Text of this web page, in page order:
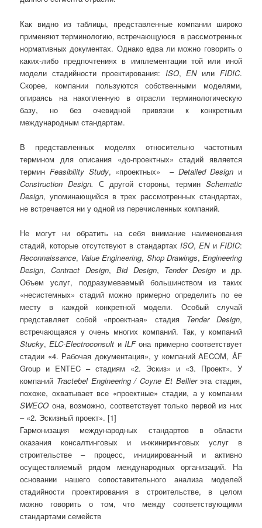
Как видно из таблицы, представленные компании широко
применяют терминологию, встречающуюся в рассмотренных
нормативных документах. Однако едва ли можно говорить о
каких-либо предпочтениях в имплементации той или иной
модели стадийности проектирования: ISO,ENили FIDIC.
Скорее, компании пользуются собственными моделями,
опираясь на накопленную в отрасли терминологическую
базу, но без очевидной привязки к конкретным
международным стандартам.
В представленных моделях относительно частотным
термином для описания «до-проектных» стадий является
термин Feasibility Study, «проектных» – DetailedDesign и
ConstructionDesign. С другой стороны, термин Schematic
Design, упоминающийся в трех рассмотренных стандартах,
не встречается ни у одной из перечисленных компаний.
Не могут ни обратить на себя внимание наименования
стадий, которые отсутствуют в стандартах ISO,ENи FIDIC:
Reconnaissance, Value Engineering, Shop Drawings, Engineering
Design,Contract Design,Bid Design, Tender Design и др.
Объем услуг, подразумеваемый большинством из таких
«несистемных» стадий можно примерно определить по ее
месту в каждой конкретной модели. Особый случай
представляет собой «проектная» стадия Tender Design,
встречающаяся у очень многих компаний. Так, у компаний
Stucky,ELC-Electroconsult и ILFона примерно соответствует
стадии «4. Рабочая документация», у компаний AECOM, ÅF
Group и ENTEC – стадиям «2. Эскиз» и «3. Проект». У
компаний Tractebel Engineering / Coyne Et Bellierэта стадия,
похоже, охватывает все «проектные» стадии, а у компании
SWECO она, возможно, соответствует только первой из них
– «2. Эскизный проект». [1]
Гармонизация международных стандартов в области
оказания консалтинговых и инжиниринговых услуг в
строительстве – процесс, инициированный и активно
осуществляемый рядом международных организаций. На
основании нашего сопоставительного анализа моделей
стадийности проектирования в строительстве, в целом
можно говорить о том, что между соответствующими
стандартами семейств